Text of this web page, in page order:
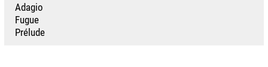
Adagio
Fugue
Prélude